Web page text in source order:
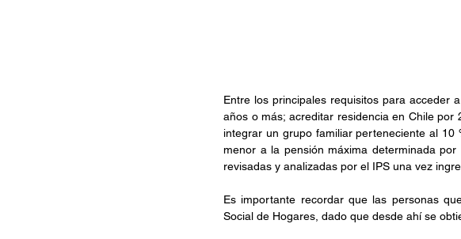
Entre los principales requisitos para acceder
años o más; acreditar residencia en Chile
integrar un grupo familiar perteneciente al
menor a la pensión máxima determinada
revisadas y analizadas por el IPS una vez
Es importante recordar que las personas
Social de Hogares, dado que desde ahí se